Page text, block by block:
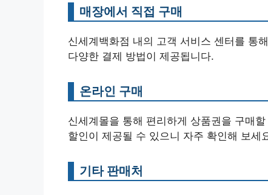
매장에서 직접 구매
신세계백화점 내의 고객 서비스 센터를 통
다양한 결제 방법이 제공됩니다.
온라인 구매
신세계몰을 통해 편리하게 상품권을 구매
할인이 제공될 수 있으니 자주 확인해 보세
기타 판매처